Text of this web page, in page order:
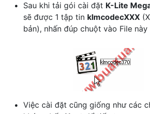
Sau khi tải gói cài đặt K-Lite
sẽ được 1 tập tin klmcodecXXX
bản), nhấn đúp chuột vào File
Việc cài đặt cũng giống như các